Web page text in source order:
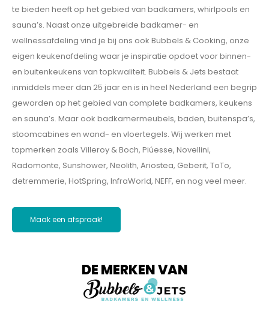
te bieden heeft op het gebied van badkamers, whirlpools en
sauna’s. Naast onze uitgebreide badkamer- en
wellnessafdeling vind je bij ons ook Bubbels & Cooking, onze
eigen keukenafdeling waar je inspiratie opdoet voor binnen-
en buitenkeukens van topkwaliteit. Bubbels & Jets bestaat
inmiddels meer dan 25 jaar en is in heel Nederland een begrip
geworden op het gebied van complete badkamers, keukens
en sauna’s. Maar ook badkamermeubels, baden, buitenspa’s,
stoomcabines en wand- en vloertegels. Wij werken met
topmerken zoals Villeroy & Boch, Piúesse, Novellini,
Radomonte, Sunshower, Neolith, Ariostea, Geberit, ToTo,
detremmerie, HotSpring, InfraWorld, NEFF, en nog veel meer.
Maak een afspraak!
DE MERKEN VAN